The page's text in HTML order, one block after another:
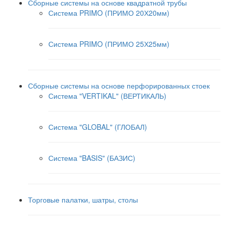
Сборные системы на основе квадратной трубы
Система PRIMO (ПРИМО 20Х20мм)
Система PRIMO (ПРИМО 25Х25мм)
Сборные системы на основе перфорированных стоек
Система "VERTIKAL" (ВЕРТИКАЛЬ)
Система "GLOBAL" (ГЛОБАЛ)
Система "BASIS" (БАЗИС)
Торговые палатки, шатры, столы